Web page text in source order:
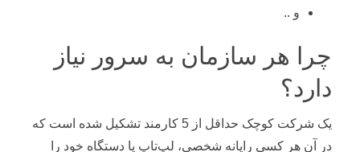
و ..
چرا هر سازمان به سرور نیاز
دارد؟
یک شرکت کوچک حداقل از 5 کارمند تشکیل شده است که
در آن هر کسی رایانه شخصی، لپ‌تاپ یا دستگاه خود را